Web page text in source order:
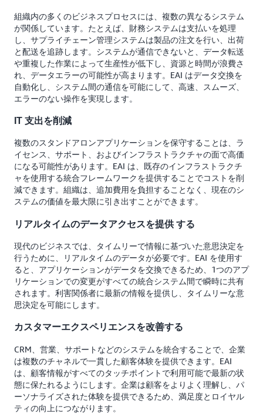
組織内の多くのビジネスプロセスには、複数の異なるシステム
が関係しています。たとえば、財務システムは支払いを処理
し、サプライチェーン管理システムは製品の注文を行い、出荷
と配送を追跡します。システムが通信できないと、データ転送
や重複した作業によって生産性が低下し、資源と時間が浪費さ
れ、データエラーの可能性が高まります。EAI はデータ交換を
自動化し、システム間の通信を可能にして、高速、スムーズ、
エラーのない操作を実現します。
IT 支出を削減
複数のスタンドアロンアプリケーションを保守することは、ラ
イセンス、サポート、およびインフラストラクチャの面で高価
になる可能性があります。EAI は、既存のインフラストラクチ
ャを使用する統合フレームワークを提供することでコストを削
減できます。組織は、追加費用を負担することなく、現在のシ
ステムの価値を最大限に引き出すことができます。
リアルタイムのデータアクセスを提供 する
現代のビジネスでは、タイムリーで情報に基づいた意思決定を
行うために、リアルタイムのデータが必要です。EAI を使用す
ると、アプリケーションがデータを交換できるため、1つのアプ
リケーションでの変更がすべての統合システム間で瞬時に共有
されます。利害関係者に最新の情報を提供し、タイムリーな意
思決定を可能にします。
カスタマーエクスペリエンスを改善する
CRM、営業、サポートなどのシステムを統合することで、企業
は複数のチャネルで一貫した顧客体験を提供できます。EAI
は、顧客情報がすべてのタッチポイントで利用可能で最新の状
態に保たれるようにします。企業は顧客をよりよく理解し、パ
ーソナライズされた体験を提供できるため、満足度とロイヤル
ティの向上につながります。